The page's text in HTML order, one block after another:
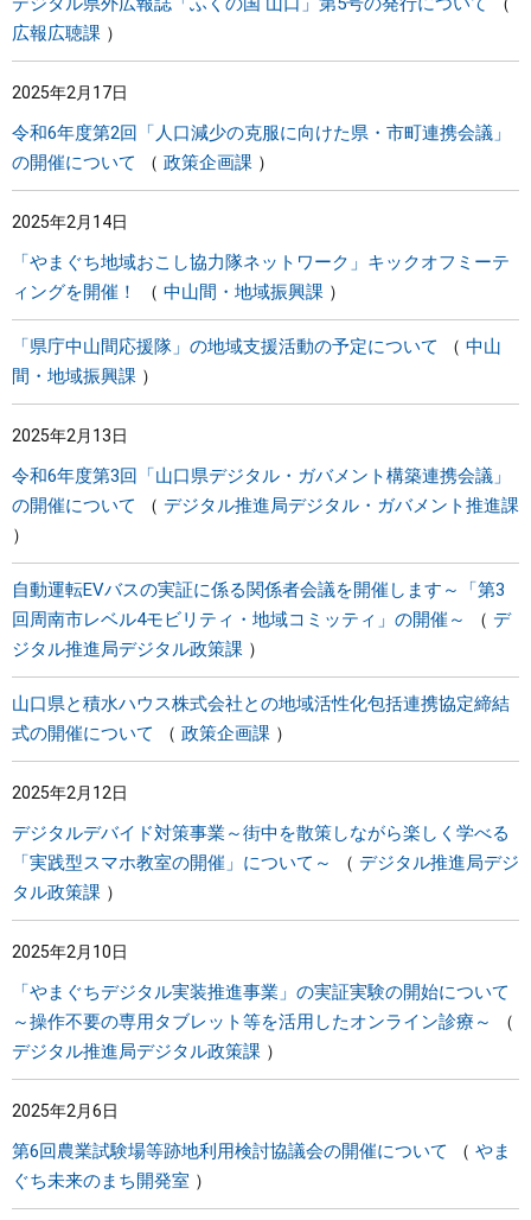
広報広聴課
2025年2月17日
令和6年度第2回「人口減少の克服に向けた県・市町連携会議」
の開催について
政策企画課
2025年2月14日
「やまぐち地域おこし協力隊ネットワーク」キックオフミーテ
ィングを開催！
中山間・地域振興課
「県庁中山間応援隊」の地域支援活動の予定について
中山
間・地域振興課
2025年2月13日
令和6年度第3回「山口県デジタル・ガバメント構築連携会議」
の開催について
デジタル推進局デジタル・ガバメント推進課
自動運転EVバスの実証に係る関係者会議を開催します～「第3
回周南市レベル4モビリティ・地域コミッティ」の開催～
デ
ジタル推進局デジタル政策課
山口県と積水ハウス株式会社との地域活性化包括連携協定締結
式の開催について
政策企画課
2025年2月12日
デジタルデバイド対策事業～街中を散策しながら楽しく学べる
「実践型スマホ教室の開催」について～
デジタル推進局デジ
タル政策課
2025年2月10日
「やまぐちデジタル実装推進事業」の実証実験の開始について
～操作不要の専用タブレット等を活用したオンライン診療～
デジタル推進局デジタル政策課
2025年2月6日
第6回農業試験場等跡地利用検討協議会の開催について
やま
ぐち未来のまち開発室